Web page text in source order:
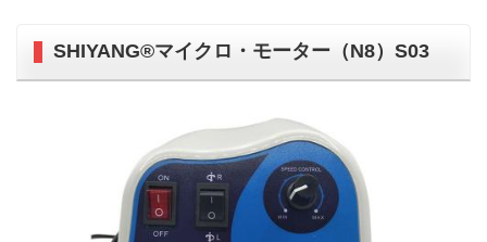
SHIYANG®マイクロ・モーター（N8）S03